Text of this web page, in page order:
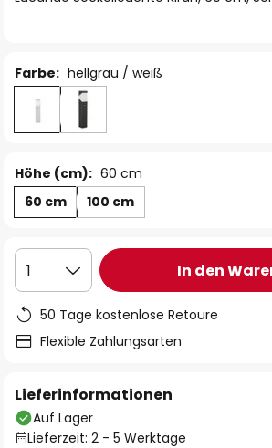
Farbe: hellgrau / weiß
Höhe (cm): 60 cm
60 cm
100 cm
1 In den
50 Tage kostenlose Retoure
Flexible Zahlungsarten
Lieferinformationen
Auf Lager
Lieferzeit: 2 - 5 Werktage